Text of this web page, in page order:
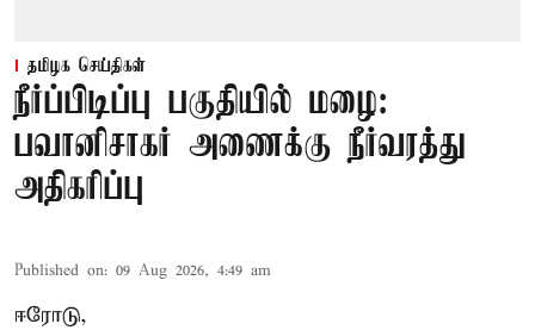
தமிழக செய்திகள்
நீர்ப்பிடிப்பு பகுதியில் மழை:
பவானிசாகர் அணைக்கு நீர்வரத்து
அதிகரிப்பு
Published on: 09 Aug 2026, 4:49 am
ஈரோடு,